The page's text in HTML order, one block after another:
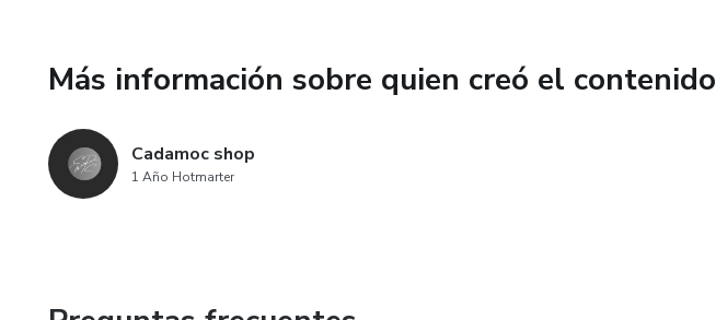
Más información sobre quien creó el contenido
Cadamoc shop
1 Año Hotmarter